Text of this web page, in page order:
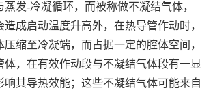
发-冷凝循环，而被称做不凝结气体，
成启动温度升高外，在热导管作动时，
缩至冷凝端，而占据一定的腔体空间，
体，在有效作动段与不凝结气体段有一显
响其导热效能；这些不凝结气体可能来自